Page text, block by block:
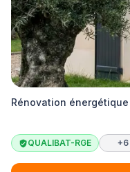
Rénovation
QUALIBAT-RGE +6